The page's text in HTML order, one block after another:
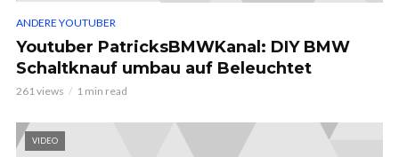
ANDERE YOUTUBER
Youtuber PatricksBMWKanal: DIY BMW
Schaltknauf umbau auf Beleuchtet
261 views 1 min read
VIDEO